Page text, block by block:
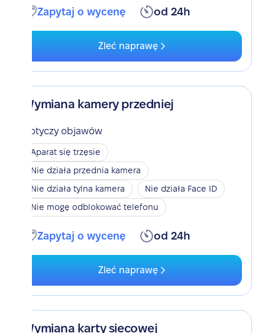
Zapytaj o wycenę od 24h
Zleć naprawę
Wymiana kamery przedniej
Dotyczy objawów
Aparat się trzęsie
Nie działa przednia kamera
Nie działa tylna kamera
Nie działa Face ID
Nie mogę odblokować telefonu
Zapytaj o wycenę od 24h
Zleć naprawę
Wymiana karty siecowej